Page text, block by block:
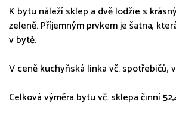
K bytu náleží sklep a dvě lodžie s
zeleně. Příjemným prvkem je šatna,
v bytě.
V ceně kuchyňská linka vč. spotřebičů,
Celková výměra bytu vč. sklepa činní